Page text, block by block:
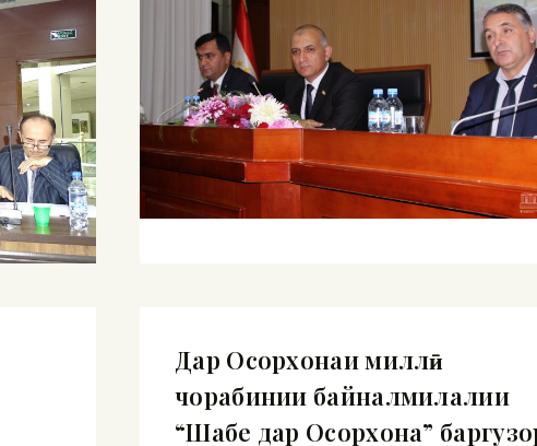
Дар Осорхонаи миллӣ
чорабинии байналмилалии
“Шабе дар Осорхона”